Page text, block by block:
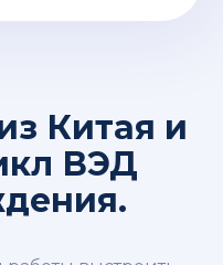
Китая и
ВЭД